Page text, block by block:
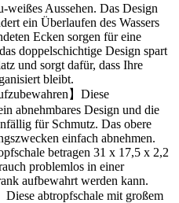
weißes Aussehen. Das Design
ein Überlaufen des Wassers
Ecken sorgen für eine
doppelschichtige Design spart
und sorgt dafür, dass Ihre
bleibt.
】Diese
abnehmbares Design und die
für Schmutz. Das obere
einfach abnehmen.
betragen 31 x 17,5 x 2,2
problemlos in einer
aufbewahrt werden kann.
Diese abtropfschale mit großem